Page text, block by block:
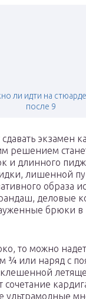
ли идти на
после 9
экзамен
решением
и длинного
лишенной
образа
деловые
брюки в
то можно
¾ или наряд с
сочетание
ультрамодные